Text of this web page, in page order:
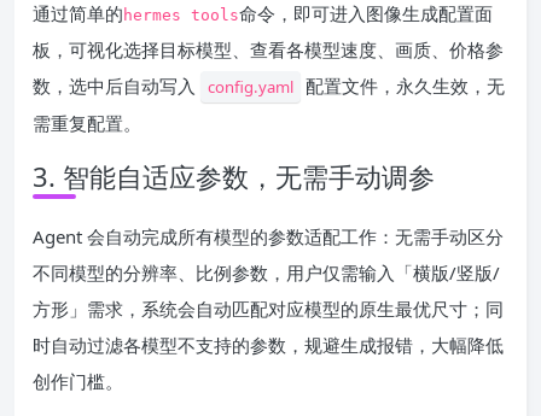
通过简单的 hermes tools命令，即可进入图像生成配置面
板，可视化选择目标模型、查看各模型速度、画质、价格参
数，选中后自动写入
config.yaml 配置文件，永久生效，无
需重复配置。
3. 智能自适应参数，无需手动调参
Agent 会自动完成所有模型的参数适配工作：无需手动区分
不同模型的分辨率、比例参数，用户仅需输入「横版/竖版/
方形」需求，系统会自动匹配对应模型的原生最优尺寸；同
时自动过滤各模型不支持的参数，规避生成报错，大幅降低
创作门槛。